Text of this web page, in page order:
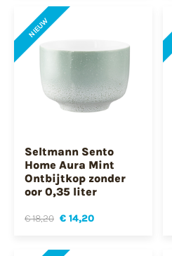
NIEUW
Seltmann Sento
Home Aura Mint
Ontbijtkop zonder
oor 0,35 liter
€ 18,20 € 14,20